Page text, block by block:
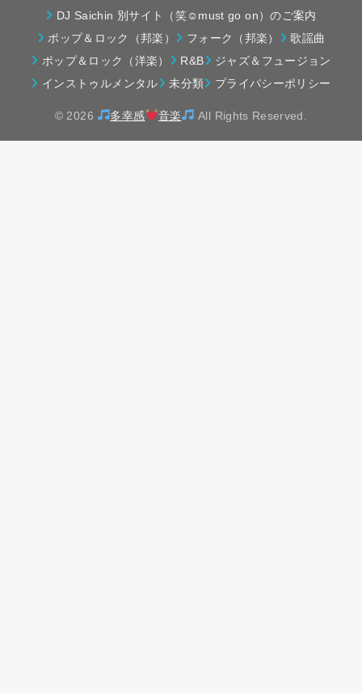
DJ Saichin 別サイト（笑☺must go on）のご案内
ポップ＆ロック（邦楽）
フォーク（邦楽）
歌謡曲
ポップ＆ロック（洋楽）
R&B
ジャズ＆フュージョン
インストゥルメンタル
未分類 プライバシーポリシー
© 2026 多幸感 音楽 All Rights Reserved.